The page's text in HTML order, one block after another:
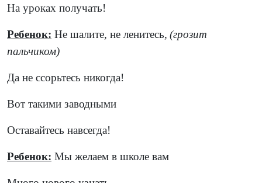
На уроках получать!
Ребенок: Не шалите, не ленитесь, (грозит
пальчиком)
Да не ссорьтесь никогда!
Вот такими заводными
Оставайтесь навсегда!
Ребенок: Мы желаем в школе вам